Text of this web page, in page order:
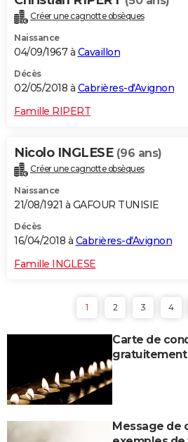
Créer une cagnotte obsèques
Naissance
04/09/1967 à Cavaillon
Décès
02/05/2018 à Cabrières-d'Avignon
Famille RIPERT
Nicolo INGLESE (96 ans)
Créer une cagnotte obsèques
Naissance
21/08/1921 à GAFOUR TUNISIE
Décès
16/04/2018 à Cabrières-d'Avignon
Famille INGLESE
1 2 3 4
Carte de
Message de